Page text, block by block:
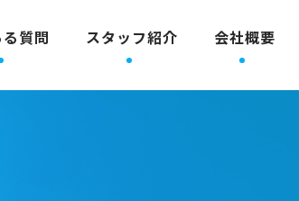
質問 スタッフ紹介 会社概要